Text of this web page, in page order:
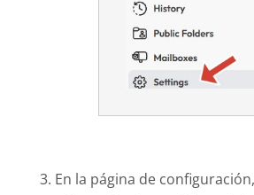
3. En la página de